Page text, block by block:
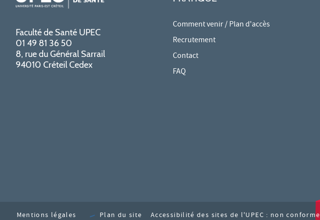
Faculté de Santé UPEC
01 49 81 36 50
8, rue du Général Sarrail
94010 Créteil Cedex
Comment venir / Plan d'accès
Recrutement
Contact
FAQ
Mentions légales Plan du site Accessibilité des sites de l'UPEC : non conforme